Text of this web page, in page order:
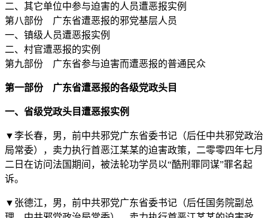
二、其它单位中参与迫害的人员遭恶报实例
第八部份 广东省遭恶报的邪党基层人员
一、镇级人员遭恶报实例
二、村官遭恶报的实例
第九部份 广东省参与迫害而遭恶报的普通民众
第一部份 广东省遭恶报的各级党政头目
一、省级党政头目遭恶报实例
▼李长春，男，前中共邪党广东省委书记（后任中共邪党政治
局常委），卖力执行首恶江某某的迫害政策，二零零四年七月
二日在访问法国期间，被法轮功学员以“酷刑罪同谋”罪名起
诉。
▼张德江，男，前中共邪党广东省委书记（后任国务院副总